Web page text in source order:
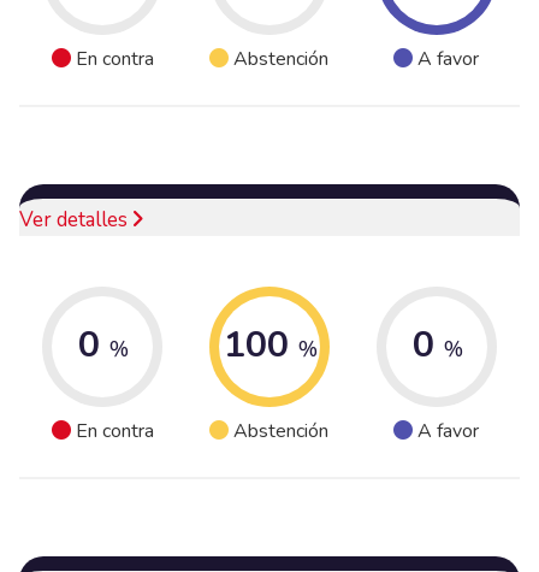
En contra Abstención A favor
Ver detalles
0 %
En contra
100 %
Abstención
0 %
A favor